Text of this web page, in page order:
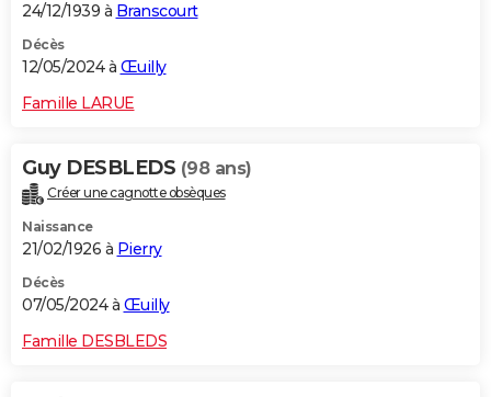
24/12/1939 à Branscourt
Décès
12/05/2024 à Œuilly
Famille LARUE
Guy DESBLEDS (98 ans)
Créer une cagnotte obsèques
Naissance
21/02/1926 à Pierry
Décès
07/05/2024 à Œuilly
Famille DESBLEDS